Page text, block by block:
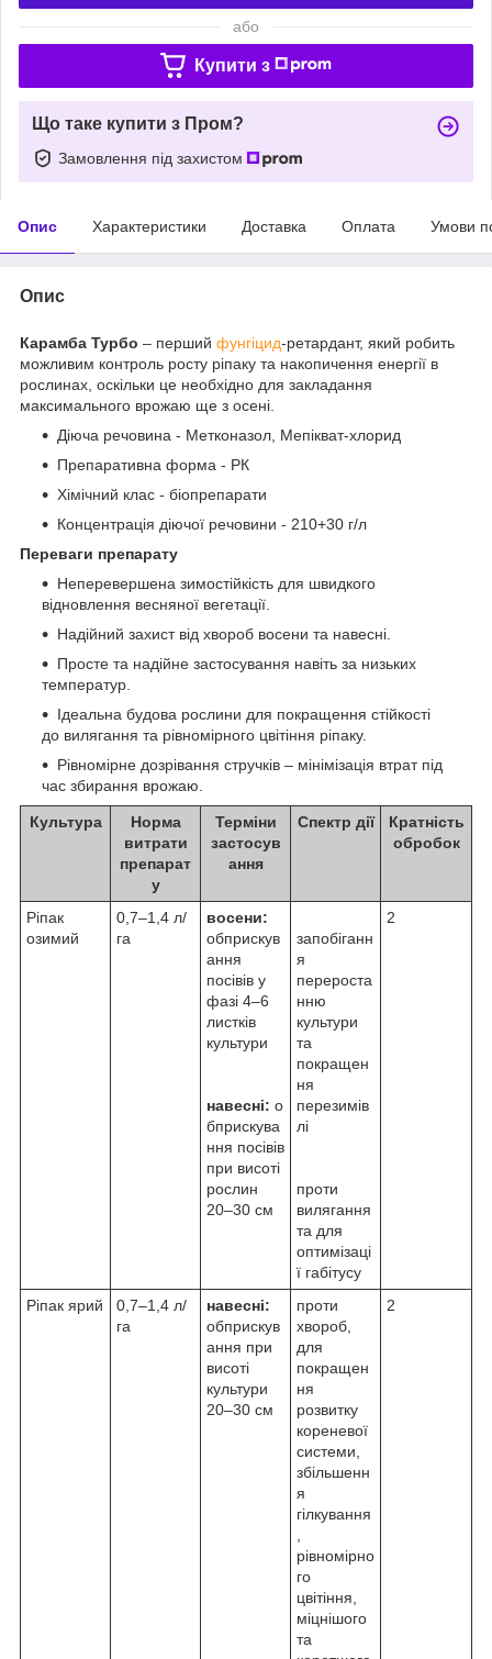
або
Купити з
Що таке купити з Пром?
Замовлення під захистом
Опис Характеристики Доставка Оплата Умови
Опис
Карамба Турбо – перший фунгіцид-ретардант, який робить
можливим контроль росту ріпаку та накопичення енергії в
рослинах, оскільки це необхідно для закладання
максимального врожаю ще з осені.
Діюча речовина - Метконазол, Мепікват-хлорид
Препаративна форма - РК
Хімічний клас - біопрепарати
Концентрація діючої речовини - 210+30 г/л
Переваги препарату
Неперевершена зимостійкість для швидкого
відновлення весняної вегетації.
Надійний захист від хвороб восени та навесні.
Просте та надійне застосування навіть за низьких
температур.
Ідеальна будова рослини для покращення стійкості
до вилягання та рівномірного цвітіння ріпаку.
Рівномірне дозрівання стручків – мінімізація втрат під
час збирання врожаю.
Культура
Норма
витрати
препарат
у
Терміни
застосув
ання
Спектр дії
Кратність
обробок
Ріпак
озимий
0,7–1,4 л/
га
восени:
обприскув
ання
посівів у
фазі 4–6
листків
культури
навесні: о
бприскува
ння посівів
при висоті
рослин
20–30 см
запобіганн
я
перероста
нню
культури
та
покращен
ня
перезимів
лі
проти
вилягання
та для
оптимізаці
ї габітусу
2
Ріпак ярий
0,7–1,4 л/
га
навеснi:
обприскув
ання при
висотi
культури
20–30 см
проти
хвороб,
для
покращен
ня
розвитку
кореневої
системи,
збiльшенн
я
гiлкування
рiвномiрно
го
цвiтiння,
мiцнiшого
та
2